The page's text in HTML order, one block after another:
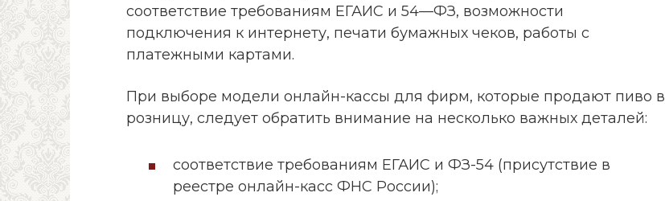
соответствие требованиям ЕГАИС и 54—ФЗ, возможности
подключения к интернету, печати бумажных чеков, работы с
платежными картами.
При выборе модели онлайн-кассы для фирм, которые продают пиво в
розницу, следует обратить внимание на несколько важных деталей:
соответствие требованиям ЕГАИС и ФЗ-54 (присутствие в
реестре онлайн-касс ФНС России);